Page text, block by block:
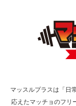
マッスルプラスは「日
応えたマッチョのフリ